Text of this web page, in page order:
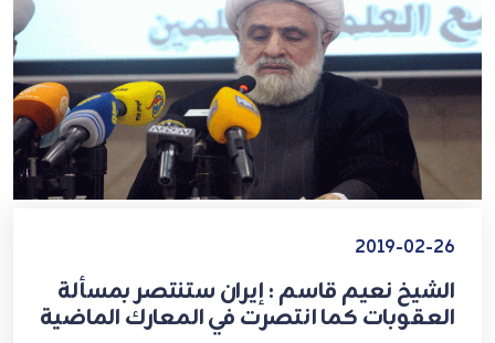
2019-02-26
الشيخ نعيم قاسم : إيران ستنتصر بمسألة
العقوبات كما انتصرت في المعارك الماضية